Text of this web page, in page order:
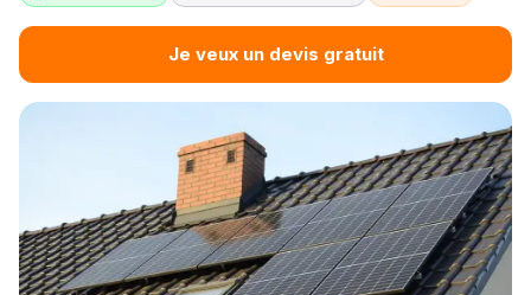
Je veux un devis gratuit